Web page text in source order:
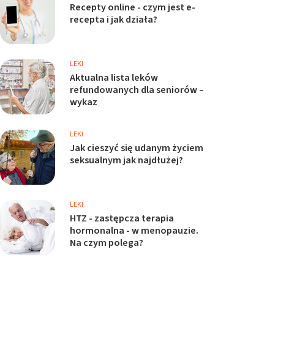
Recepty online - czym jest e-
recepta i jak działa?
LEKI
Aktualna lista leków
refundowanych dla seniorów –
wykaz
LEKI
Jak cieszyć się udanym życiem
seksualnym jak najdłużej?
LEKI
HTZ - zastępcza terapia
hormonalna - w menopauzie.
Na czym polega?